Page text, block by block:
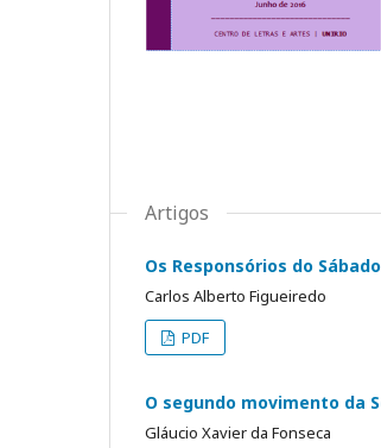
Artigos
Os Responsórios do
Carlos Alberto Figueiredo
PDF
O segundo movimento da
Gláucio Xavier da Fonseca